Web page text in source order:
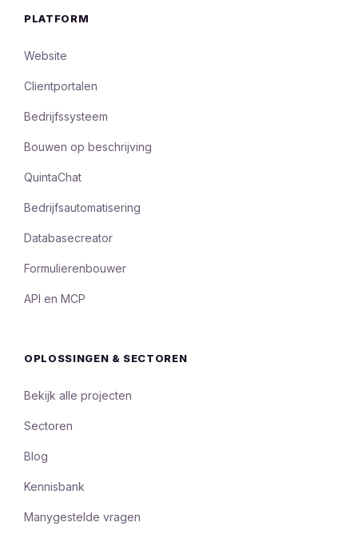
PLATFORM
Website
Clientportalen
Bedrijfssysteem
Bouwen op beschrijving
QuintaChat
Bedrijfsautomatisering
Databasecreator
Formulierenbouwer
API en MCP
OPLOSSINGEN & SECTOREN
Bekijk alle projecten
Sectoren
Blog
Kennisbank
Manygestelde vragen